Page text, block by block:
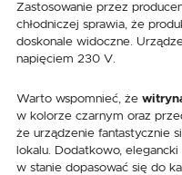
Zastosowanie przez
chłodniczej sprawia, że
doskonale widoczne.
napięciem 230 V.
Warto wspomnieć, że
w kolorze czarnym oraz
że urządzenie fantastycznie
lokalu. Dodatkowo,
w stanie dopasować się do